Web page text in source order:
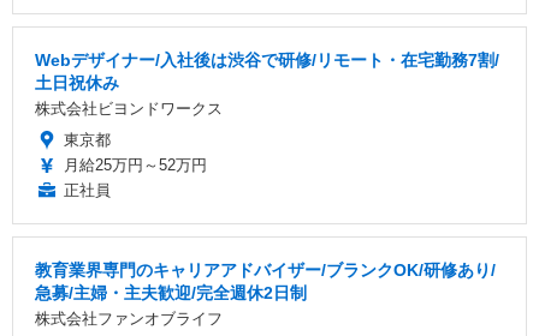
Webデザイナー/入社後は渋谷で研修/リモート・在宅勤務7割/
土日祝休み
株式会社ビヨンドワークス
東京都
月給25万円～52万円
正社員
教育業界専門のキャリアアドバイザー/ブランクOK/研修あり/
急募/主婦・主夫歓迎/完全週休2日制
株式会社ファンオブライフ